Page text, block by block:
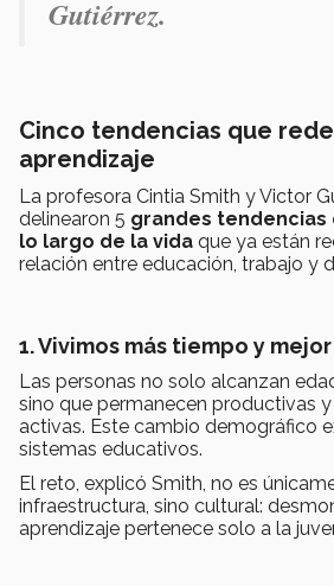
Gutiérrez.
Cinco tendencias que
aprendizaje
La profesora Cintia Smith y Victor
delinearon 5 grandes tendencias
lo largo de la vida que ya están
relación entre educación, trabajo y
1. Vivimos más tiempo y mejor
Las personas no solo alcanzan
sino que permanecen productivas
activas. Este cambio demográfico
sistemas educativos.
El reto, explicó Smith, no es
infraestructura, sino cultural:
aprendizaje pertenece solo a la